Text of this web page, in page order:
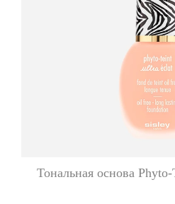
Тональная основа